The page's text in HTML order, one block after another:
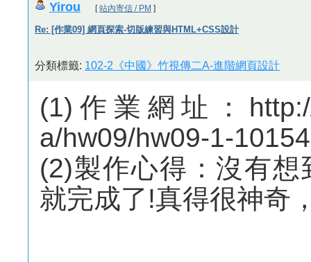
Yirou [站內寄信 / PM ]
Re: [作業09] 網頁探索-切版練習與HTML+CSS設計
分類標籤: 102-2《中國》竹視傳二A-進階網頁設計
(1)作業網址：http://
a/hw09/hw09-1-
(2)製作心得：沒有
就完成了!真得很神奇